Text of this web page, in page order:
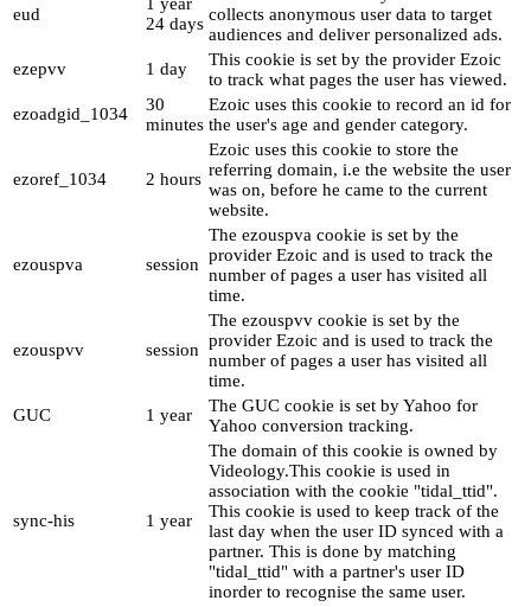
eud
24 days collects anonymous user data to target
audiences and deliver personalized ads.
ezepvv
1 day
This cookie is set by the provider Ezoic
to track what pages the user has viewed.
ezoadgid_1034
30
minutes
Ezoic uses this cookie to record an id for
the user's age and gender category.
ezoref_1034 2 hours
Ezoic uses this cookie to store the
referring domain, i.e the website the user
was on, before he came to the current
website.
ezouspva session
The ezouspva cookie is set by the
provider Ezoic and is used to track the
number of pages a user has visited all
time.
ezouspvv session
The ezouspvv cookie is set by the
provider Ezoic and is used to track the
number of pages a user has visited all
time.
GUC
1 year
The GUC cookie is set by Yahoo for
Yahoo conversion tracking.
sync-his 1 year
The domain of this cookie is owned by
Videology.This cookie is used in
association with the cookie "tidal_ttid".
This cookie is used to keep track of the
last day when the user ID synced with a
partner. This is done by matching
"tidal_ttid" with a partner's user ID
inorder to recognise the same user.